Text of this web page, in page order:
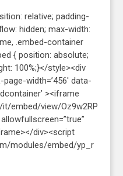
relative; padding-
hidden; max-width:
.embed-container
{ position: absolute;
100%;}</style><div
width=’456′ data-
><iframe
embed/view/Oz9w2RP
div><script
modules/embed/yp_r